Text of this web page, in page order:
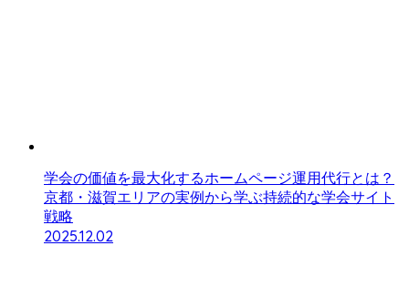
学会の価値を最大化するホームページ運用代行とは？
京都・滋賀エリアの実例から学ぶ持続的な学会サイト
戦略
2025.12.02